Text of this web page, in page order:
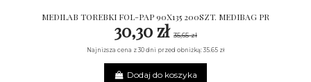
MEDILAB TOREBKI FOL-PAP 90X135 200SZT. MEDIBAG PR
30,30 zł 35,65 zł
Najniższa cena z 30 dni przed obniżką: 35.65 zł
Dodaj do koszyka